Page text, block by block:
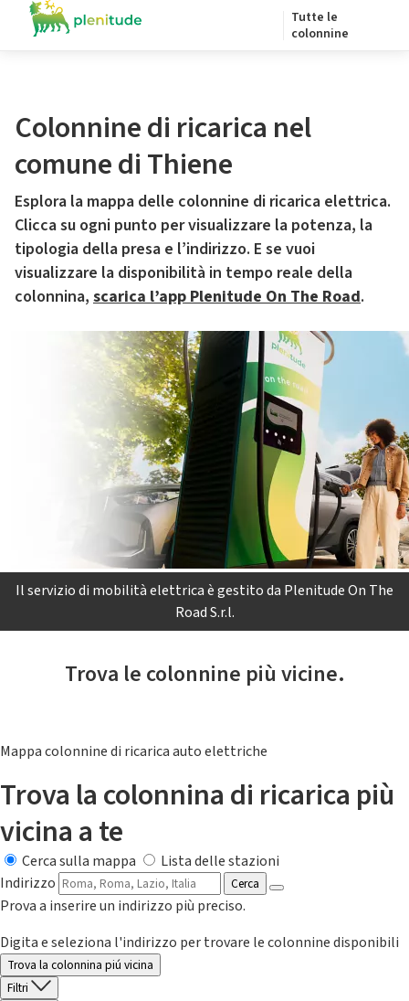
Tutte le
colonnine
Colonnine di ricarica nel
comune di Thiene
Esplora la mappa delle colonnine di ricarica elettrica.
Clicca su ogni punto per visualizzare la potenza, la
tipologia della presa e l’indirizzo. E se vuoi
visualizzare la disponibilità in tempo reale della
colonnina, scarica l’app Plenitude On The Road.
Il servizio di mobilità elettrica è gestito da Plenitude On The
Road S.r.l.
Trova le colonnine più vicine.
Mappa colonnine di ricarica auto elettriche
Trova la colonnina di ricarica più
vicina a te
Cerca sulla mappa
Lista delle stazioni
Indirizzo
Cerca
Prova a inserire un indirizzo più preciso.
Digita e seleziona l'indirizzo per trovare le colonnine disponibili
Trova la colonnina piú vicina
Filtri